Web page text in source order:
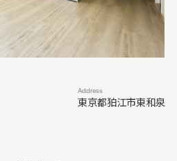
Address
東京都狛江市東和泉